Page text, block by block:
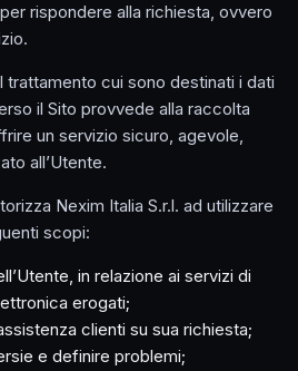
rispondere alla richiesta, ovvero
trattamento cui sono destinati i dati
il Sito provvede alla raccolta
un servizio sicuro, agevole,
all’Utente.
Nexim Italia S.r.l. ad utilizzare
scopi:
in relazione ai servizi di
erogati;
clienti su sua richiesta;
e definire problemi;